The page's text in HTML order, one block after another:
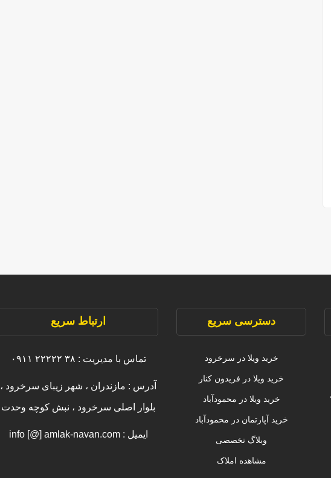
دسترسی سریع
خرید ویلا در سرخرود
خرید ویلا در فریدون کنار
خرید ویلا در محمودآباد
خرید آپارتمان در محمودآباد
وبلاگ تخصصی
مشاهده املاک
ارتباط سریع
تماس با مدیریت : ۳۸ ۲۲۲۲۲ ۰۹۱۱
آدرس : مازندران ، شهر زیبای سرخرود ،
بلوار اصلی سرخرود ، نبش کوچه وحدت
ایمیل : info [@] amlak-navan.com